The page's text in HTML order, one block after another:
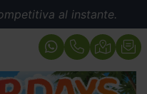
al instante.